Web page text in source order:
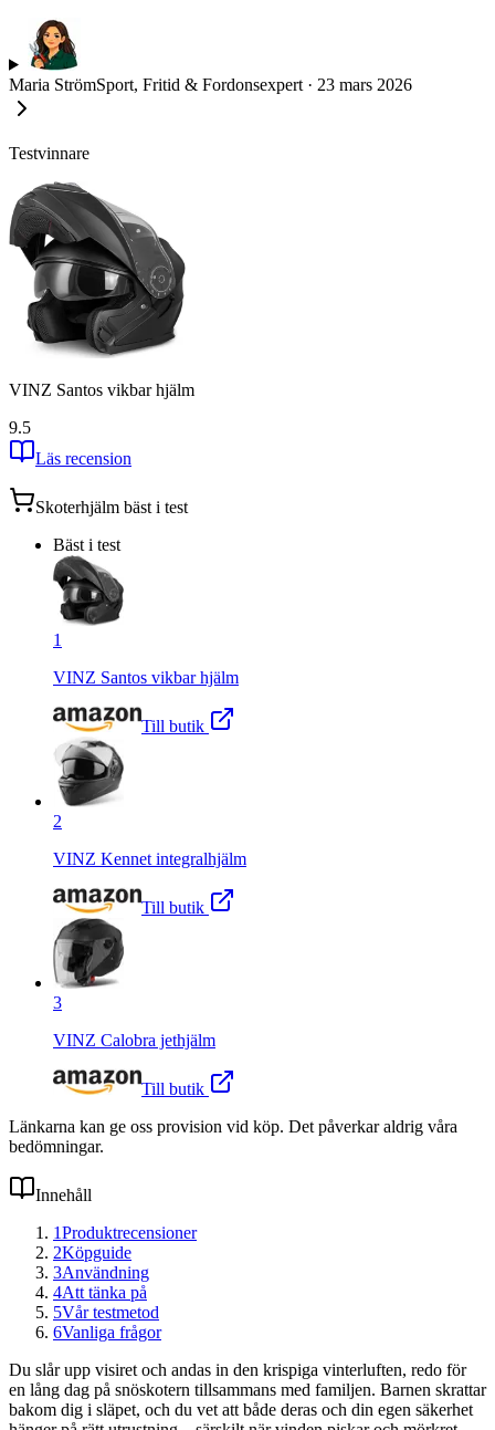
Maria StrömSport, Fritid & Fordonsexpert · 23 mars 2026
Testvinnare
VINZ Santos vikbar hjälm
9.5
Läs recension
Skoterhjälm bäst i test
Bäst i test
1
VINZ Santos vikbar hjälm
Till butik
2
VINZ Kennet integralhjälm
Till butik
3
VINZ Calobra jethjälm
Till butik
Länkarna kan ge oss provision vid köp. Det påverkar aldrig våra
bedömningar.
Innehåll
1Produktrecensioner
2Köpguide
3Användning
4Att tänka på
5Vår testmetod
6Vanliga frågor
Du slår upp visiret och andas in den krispiga vinterluften, redo för
en lång dag på snöskotern tillsammans med familjen. Barnen skrattar
bakom dig i släpet, och du vet att både deras och din egen säkerhet